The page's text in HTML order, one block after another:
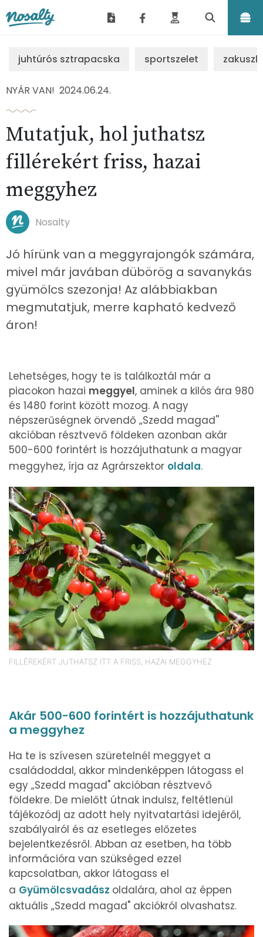
juhtúrós sztrapacska sportszelet
NYÁR VAN! 2024.06.24.
Mutatjuk, hol juthatsz
fillérekért friss, hazai
meggyhez
Nosalty
Jó hírünk van a meggyrajongók számára,
mivel már javában dübörög a savanykás
gyümölcs szezonja! Az alábbiakban
megmutatjuk, merre kapható kedvező
áron!
Lehetséges, hogy te is találkoztál már a
piacokon hazai meggyel, aminek a kilós ára 980
és 1480 forint között mozog. A nagy
népszerűségnek örvendő „Szedd magad''
akcióban résztvevő földeken azonban akár
500-600 forintért is hozzájuthatunk a magyar
meggyhez, írja az Agrárszektor oldala.
FILLÉREKÉRT JUTHATSZ ITT A FRISS, HAZAI MEGGYHEZ
Akár 500-600 forintért is hozzájuthatunk
a meggyhez
Ha te is szívesen szüretelnél meggyet a
családoddal, akkor mindenképpen látogass el
egy „Szedd magad" akcióban résztvevő
földekre. De mielőtt útnak indulsz, feltétlenül
tájékozódj az adott hely nyitvatartási idejéről,
szabályairól és az esetleges előzetes
bejelentkezésről. Abban az esetben, ha több
információra van szükséged ezzel
kapcsolatban, akkor látogass el
a Gyümölcsvadász oldalára, ahol az éppen
aktuális „Szedd magad" akciókról olvashatsz.